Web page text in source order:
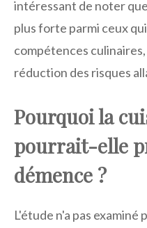
intéressant de noter
plus forte parmi ceux
compétences
réduction des risques
Pourquoi la
pourrait-elle
démence ?
L'étude n'a pas examiné